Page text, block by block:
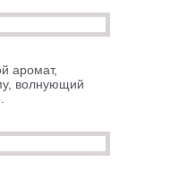
аромат,
волнующий